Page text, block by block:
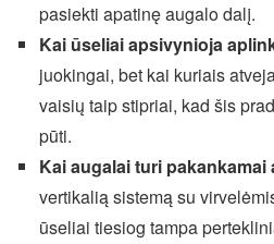
pasiekti apatinę augalo dalį.
Kai ūseliai apsivynioja
juokingai, bet kai kuriais
vaisių taip stipriai, kad šis
pūti.
Kai augalai turi pakankamai
vertikalią sistemą su
ūseliai tiesiog tampa